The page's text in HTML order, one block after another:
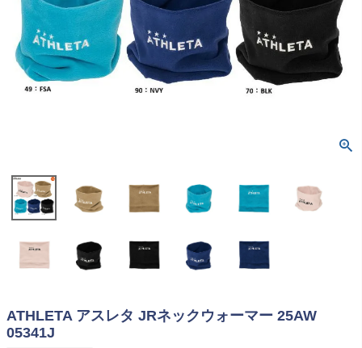
ATHLETA アスレタ JRネックウォーマー 25AW
05341J